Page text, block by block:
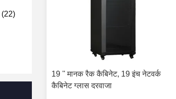
(22)
19 '' मानक रैक कैबिनेट, 19 इंच नेटवर्क
कैबिनेट ग्लास दरवाजा